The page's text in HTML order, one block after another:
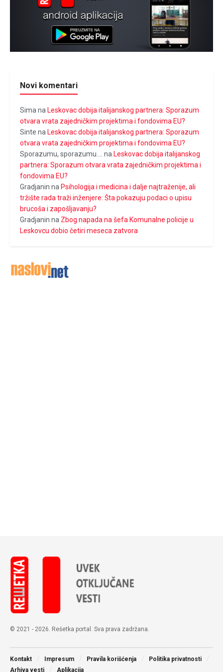
Novi komentari
Sima na Leskovac dobija italijanskog partnera: Sporazum
otvara vrata zajedničkim projektima i fondovima EU?
Sinte na Leskovac dobija italijanskog partnera: Sporazum
otvara vrata zajedničkim projektima i fondovima EU?
Sporazumu, sporazumu....
na Leskovac dobija italijanskog
partnera: Sporazum otvara vrata zajedničkim projektima i
fondovima EU?
Gradjanin na Psihologija i medicina i dalje najtraženije, ali
tržište rada traži inženjere: Šta pokazuju podaci o upisu
brucoša i zapošljavanju?
Gradjanin na Zbog napada na šefa Komunalne policije u
Leskovcu dobio četiri meseca zatvora
© 2021 - 2026. Rešetka portal. Sva prava zadržana.
Kontakt Impresum Pravila korišćenja
Politika privatnosti
Arhiva vesti
Aplikacija